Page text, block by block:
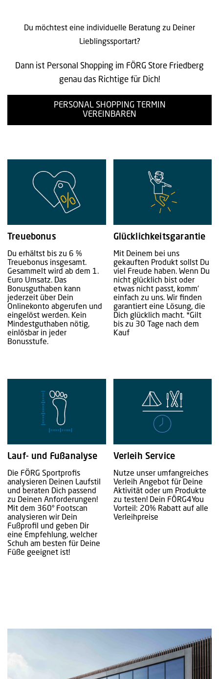
Du möchtest eine individuelle Beratung zu Deiner
Lieblingssportart?
Dann ist Personal Shopping im FÖRG Store Friedberg
genau das Richtige für Dich!
PERSONAL SHOPPING TERMIN
VEREINBAREN
Treuebonus
Du erhältst bis zu 6 %
Treuebonus insgesamt.
Gesammelt wird ab dem 1.
Euro Umsatz. Das
Bonusguthaben kann
jederzeit über Dein
Onlinekonto abgerufen und
eingelöst werden. Kein
Mindestguthaben nötig,
einlösbar in jeder
Bonusstufe.
Glücklichkeitsgarantie
Mit Deinem bei uns
gekauften Produkt sollst Du
viel Freude haben. Wenn Du
nicht glücklich bist oder
etwas nicht passt, komm‘
einfach zu uns. Wir finden
garantiert eine Lösung, die
Dich glücklich macht. *Gilt
bis zu 30 Tage nach dem
Kauf
Lauf- und Fußanalyse
Die FÖRG Sportprofis
analysieren Deinen Laufstil
und beraten Dich passend
zu Deinen Anforderungen!
Mit dem 360° Footscan
analysieren wir Dein
Fußprofil und geben Dir
eine Empfehlung, welcher
Schuh am besten für Deine
Füße geeignet ist!
Verleih Service
Nutze unser umfangreiches
Verleih Angebot für Deine
Aktivität oder um Produkte
zu testen! Dein FÖRG4You
Vorteil: 20% Rabatt auf alle
Verleihpreise